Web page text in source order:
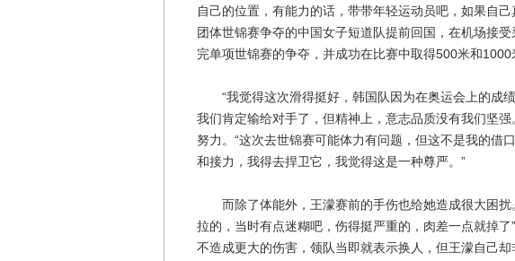
自己的位置，有能力的话，带带年轻运动员吧，如果自
团体世锦赛争夺的中国女子短道队提前回国，在机场接
完单项世锦赛的争夺，并成功在比赛中取得500米和1000
“我觉得这次滑得挺好，韩国队因为在奥运会上的成绩
我们肯定输给对手了，但精神上，意志品质没有我们坚
努力。“这次去世锦赛可能体力有问题，但这不是我的借
和接力，我得去捍卫它，我觉得这是一种尊严。”
而除了体能外，王濛赛前的手伤也给她造成很大困扰
拉的，当时有点迷糊吧，伤得挺严重的，肉差一点就掉
不造成更大的伤害，领队当即就表示换人，但王濛自己